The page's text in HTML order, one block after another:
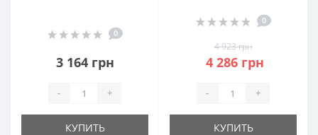
0
3 164 грн
- +
КУПИТЬ
0
4 923 грн
4 286 грн
- +
КУПИТЬ